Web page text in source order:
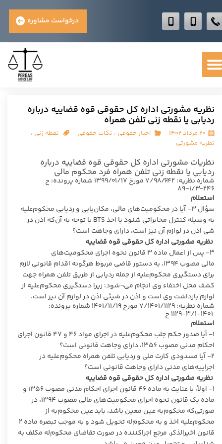
درخواست مشاوره
نظریه مشورتی اداره کل حقوقی قوه قضاییه درباره
ردیابی یا نقطه زنی تلفن همراه
۲۰ مرداد ۱۴۰۲ اخبار حقوقی ، نکات حقوقی نقطه زنی ،
نظریه مشورتی
نظریات مشورتی اداره کل حقوقی قوه قضاییه درباره
ردیابی یا نقطه زنی تلفن همراه فرد محکوم مالی
شماره نظریه: ۷/۹۸/۶۴۲ مورخ ۱۳۹۹/۰۱/۱۷ شماره پرونده: ح
۲۴۶-۱/۳-۸۹
استعلام
سؤال ۳- آیا در محکومیت‌های مالی، مکان‌یابی و ردیابی محکوم‌علیه
به وسیله کنترل مخابراتی شنود یا اخذ BTS با توجه به آن‌که اذن در
شی اذن در لوازم آن نیز است، دارای وجاهت است؟
نظریه مشورتی اداره کل حقوقی قوه قضاییه
۳- پس از اعمال ماده ۳ قانون نحوه اجرای محکومیت‌های
مالی مصوب ۱۳۹۴، به دستور قاضی مربوط هرگونه اقدام قانونی لازم
برای دستگیری محکوم‌علیه از جمله ردیابی از طریق تلفن همراه جهت
کشف محل اختفاء وی انجام می¬شود؛‌ زیرا دستگیری محکوم‌علیه از
لوازم بازداشت وی است و اذن در شیئی اذن در لوازم آن نیز است.
شماره نظریه: ۷/۱۴۰۱/۱۱۲۹ مورخ ۱۴۰۱/۱۱/۱۹ شماره پرونده:
استعلام
۱- آیا صدور حکم جلب محکوم‌علیه در اجرای مواد ۴۶ و ۴۷ قانون اجرای
احکام مدنی مصوب ۱۳۵۶، دارای وجاهت قانونی است؟
۲- آیا مسدودی کارت ملی و ردیابی تلفن همراه محکوم‌علیه در
اجراییه‌های مدنی دارای وجاهت قانونی است؟
نظریه مشورتی اداره کل حقوقی قوه قضاییه
۱- اولاً، با عنایت به ماده ۴۶ قانون اجرای احکام مدنی مصوب ۱۳۵۶ و
ماده یک قانون نحوه اجرای محکومیت‌های مالی مصوب ۱۳۹۴، در
صورتی‌که محکوم‌به عین معین باشد، باید عین محکوم‌به از
محکوم‌علیه اخذ و به محکوم‌له تحویل شود و به موجب تبصره ماده ۲
قانون اخیرالذکر، مرجع اجرا‌کننده در صورت تقاضای محکوم‌له مکلف به